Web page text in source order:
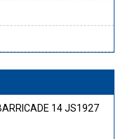
14 JS1927